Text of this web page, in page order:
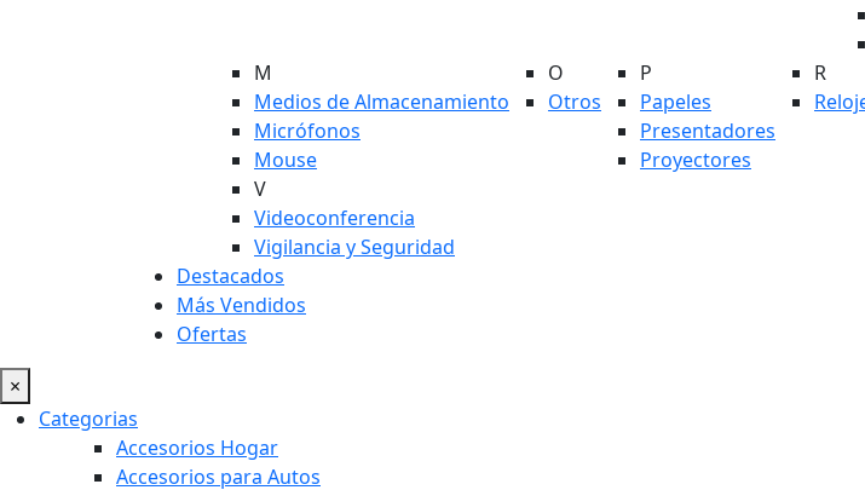
M
Medios de Almacenamiento
Micrófonos
Mouse
O
Otros
P
Papeles
Presentadores
Proyectores
R
V
Videoconferencia
Vigilancia y Seguridad
Destacados
Más Vendidos
Ofertas
×
Categorias
Accesorios Hogar
Accesorios para Autos